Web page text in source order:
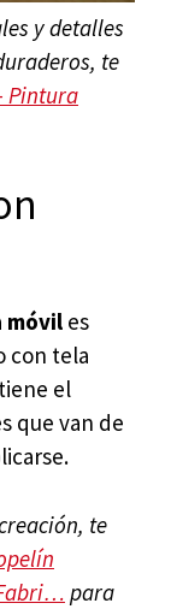
y detalles
te
Pintura
móvil es
con tela
el
que van de
te
para